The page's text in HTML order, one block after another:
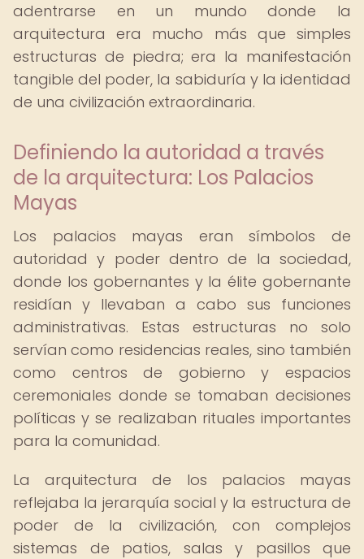
adentrarse en un mundo donde la
arquitectura era mucho más que simples
estructuras de piedra; era la manifestación
tangible del poder, la sabiduría y la identidad
de una civilización extraordinaria.
Definiendo la autoridad a través
de la arquitectura: Los Palacios
Mayas
Los palacios mayas eran símbolos de
autoridad y poder dentro de la sociedad,
donde los gobernantes y la élite gobernante
residían y llevaban a cabo sus funciones
administrativas. Estas estructuras no solo
servían como residencias reales, sino también
como centros de gobierno y espacios
ceremoniales donde se tomaban decisiones
políticas y se realizaban rituales importantes
para la comunidad.
La arquitectura de los palacios mayas
reflejaba la jerarquía social y la estructura de
poder de la civilización, con complejos
sistemas de patios, salas y pasillos que